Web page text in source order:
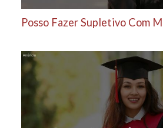
Posso Fazer Supletivo Com